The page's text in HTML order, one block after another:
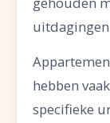
hebben
specifieke